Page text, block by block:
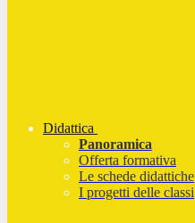
Didattica
Panoramica
Offerta formativa
Le schede didattiche
I progetti delle classi